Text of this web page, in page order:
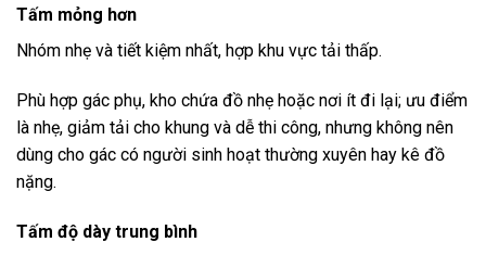
Tấm mỏng hơn
Nhóm nhẹ và tiết kiệm nhất, hợp khu vực tải thấp.
Phù hợp gác phụ, kho chứa đồ nhẹ hoặc nơi ít đi lại; ưu điểm
là nhẹ, giảm tải cho khung và dễ thi công, nhưng không nên
dùng cho gác có người sinh hoạt thường xuyên hay kê đồ
nặng.
Tấm độ dày trung bình